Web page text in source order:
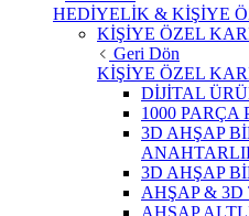
HEDİYELİK & KİŞİYE
KİŞİYE ÖZEL
Geri Dön
KİŞİYE ÖZEL
DİJİTAL
1000 PARÇA
3D AHŞAP
3D AHŞAP
AHŞAP & 3D